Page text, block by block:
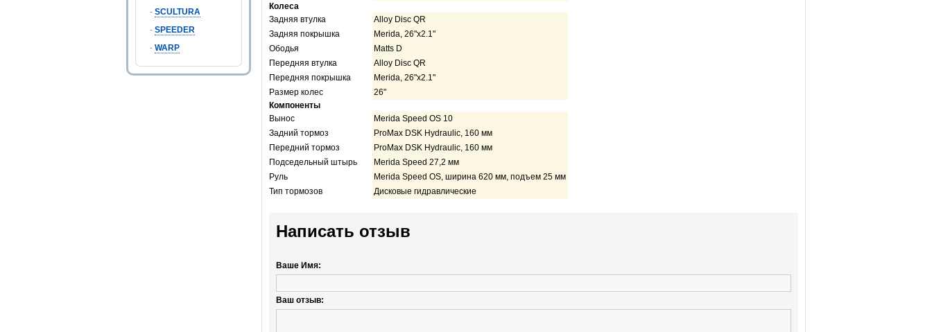
- SCULTURA
- SPEEDER
- WARP
Колеса
Задняя втулка
Alloy Disc QR
Задняя покрышка
Merida, 26"x2.1"
Ободья
Matts D
Передняя втулка
Alloy Disc QR
Передняя покрышка
Merida, 26"x2.1"
Размер колес
26"
Компоненты
Вынос
Merida Speed OS 10
Задний тормоз
ProMax DSK Hydraulic, 160 мм
Передний тормоз
ProMax DSK Hydraulic, 160 мм
Подседельный штырь
Merida Speed 27,2 мм
Руль
Merida Speed OS, ширина 620 мм, подъем 25 мм
Тип тормозов
Дисковые гидравлические
Написать отзыв
Ваше Имя:
Ваш отзыв: